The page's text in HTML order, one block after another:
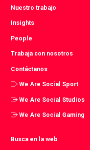
Nuestro trabajo
Insights
People
Trabaja con nosotros
Contáctanos
We Are Social Sport
We Are Social Studios
We Are Social Gaming
Busca en la web